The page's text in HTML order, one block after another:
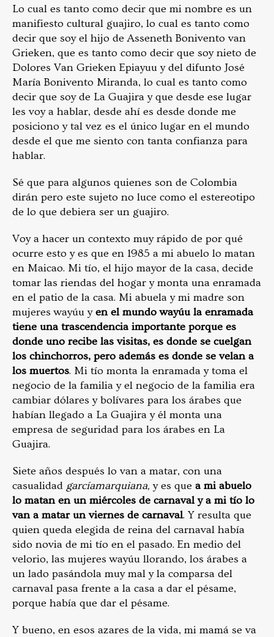
Lo cual es tanto como decir que mi nombre es un
manifiesto cultural guajiro, lo cual es tanto como
decir que soy el hijo de Asseneth Bonivento van
Grieken, que es tanto como decir que soy nieto de
Dolores Van Grieken Epiayuu y del difunto José
María Bonivento Miranda, lo cual es tanto como
decir que soy de La Guajira y que desde ese lugar
les voy a hablar, desde ahí es desde donde me
posiciono y tal vez es el único lugar en el mundo
desde el que me siento con tanta confianza para
hablar.
Sé que para algunos quienes son de Colombia
dirán pero este sujeto no luce como el estereotipo
de lo que debiera ser un guajiro.
Voy a hacer un contexto muy rápido de por qué
ocurre esto y es que en 1985 a mi abuelo lo matan
en Maicao. Mi tío, el hijo mayor de la casa, decide
tomar las riendas del hogar y monta una enramada
en el patio de la casa. Mi abuela y mi madre son
mujeres wayúu yen el mundo wayúu la enramada
tiene una trascendencia importante porque es
donde uno recibe las visitas, es donde se cuelgan
los chinchorros, pero además es donde se velan a
los muertos. Mi tío monta la enramada y toma el
negocio de la familia y el negocio de la familia era
cambiar dólares y bolívares para los árabes que
habían llegado a La Guajira y él monta una
empresa de seguridad para los árabes en La
Guajira.
Siete años después lo van a matar, con una
casualidad garcíamarquiana, y es que a mi abuelo
lo matan en un miércoles de carnaval y a mi tío lo
van a matar un viernes de carnaval. Y resulta que
quien queda elegida de reina del carnaval había
sido novia de mi tío en el pasado. En medio del
velorio, las mujeres wayúu llorando, los árabes a
un lado pasándola muy mal y la comparsa del
carnaval pasa frente a la casa a dar el pésame,
porque había que dar el pésame.
Y bueno, en esos azares de la vida, mi mamá se va